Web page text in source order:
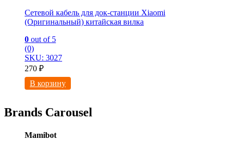
Сетевой кабель для док-станции Xiaomi
(Оригинальный) китайская вилка
0 out of 5
(0)
SKU: 3027
270 ₽
В корзину
Brands Carousel
Mamibot